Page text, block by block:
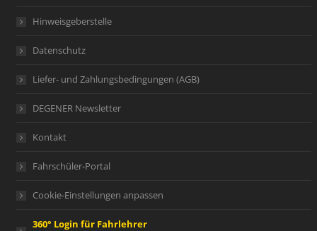
Hinweisgeberstelle
Datenschutz
Liefer- und Zahlungsbedingungen (AGB)
DEGENER Newsletter
Kontakt
Fahrschüler-Portal
Cookie-Einstellungen anpassen
360° Login für Fahrlehrer